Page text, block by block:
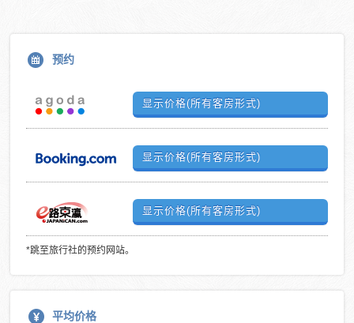
预约
显示价格(所有客房形式)
显示价格(所有客房形式)
显示价格(所有客房形式)
*跳至旅行社的预约网站。
平均价格